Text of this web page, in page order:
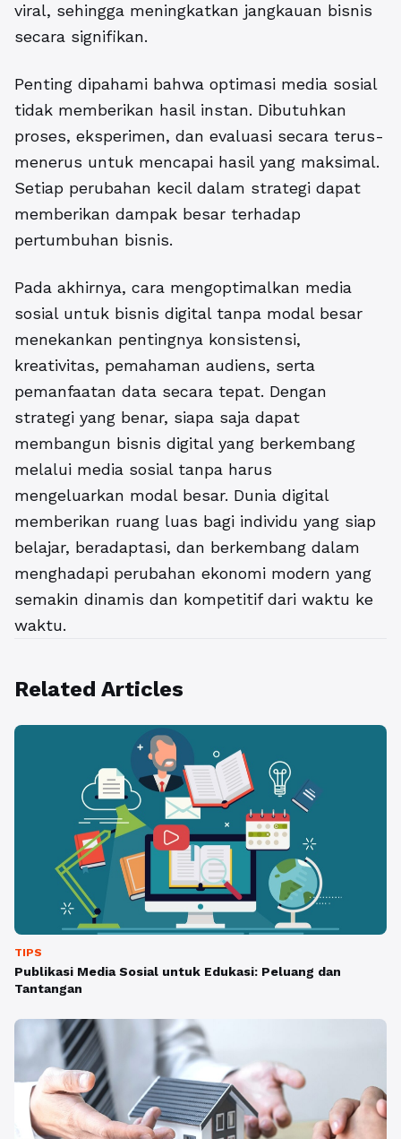
viral, sehingga meningkatkan jangkauan bisnis
secara signifikan.
Penting dipahami bahwa optimasi media sosial
tidak memberikan hasil instan. Dibutuhkan
proses, eksperimen, dan evaluasi secara terus-
menerus untuk mencapai hasil yang maksimal.
Setiap perubahan kecil dalam strategi dapat
memberikan dampak besar terhadap
pertumbuhan bisnis.
Pada akhirnya, cara mengoptimalkan media
sosial untuk bisnis digital tanpa modal besar
menekankan pentingnya konsistensi,
kreativitas, pemahaman audiens, serta
pemanfaatan data secara tepat. Dengan
strategi yang benar, siapa saja dapat
membangun bisnis digital yang berkembang
melalui media sosial tanpa harus
mengeluarkan modal besar. Dunia digital
memberikan ruang luas bagi individu yang siap
belajar, beradaptasi, dan berkembang dalam
menghadapi perubahan ekonomi modern yang
semakin dinamis dan kompetitif dari waktu ke
waktu.
Related Articles
TIPS
Publikasi Media Sosial untuk Edukasi: Peluang dan
Tantangan